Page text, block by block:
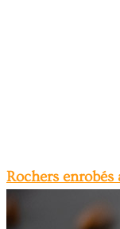
Rochers